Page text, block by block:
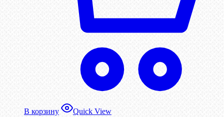
В корзину Quick View